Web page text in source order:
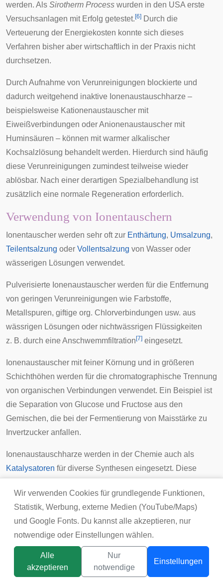
Wir verwenden Cookies für grundlegende Funktionen,
Statistik, Werbung, externe Medien (YouTube/Maps)
und Google Fonts. Du kannst alle akzeptieren, nur
notwendige oder Einstellungen wählen.
Alle
akzeptieren
Nur
notwendige
Einstellungen
werden. Als Sirotherm Process wurden in den USA erste
Versuchsanlagen mit Erfolg getestet. [6] Durch die
Verteuerung der Energiekosten konnte sich dieses
Verfahren bisher aber wirtschaftlich in der Praxis nicht
durchsetzen.
Durch Aufnahme von Verunreinigungen blockierte und
dadurch weitgehend inaktive Ionenaustauschharze –
beispielsweise Kationenaustauscher mit
Eiweißverbindungen oder Anionenaustauscher mit
Huminsäuren – können mit warmer alkalischer
Kochsalzlösung behandelt werden. Hierdurch sind häufig
diese Verunreinigungen zumindest teilweise wieder
ablösbar. Nach einer derartigen Spezialbehandlung ist
zusätzlich eine normale Regeneration erforderlich.
Verwendung von Ionentauschern
Ionentauscher werden sehr oft zur Enthärtung, Umsalzung,
Teilentsalzung oder Vollentsalzung von Wasser oder
wässerigen Lösungen verwendet.
Pulverisierte Ionenaustauscher werden für die Entfernung
von geringen Verunreinigungen wie Farbstoffe,
Metallspuren, giftige org. Chlorverbindungen usw. aus
wässrigen Lösungen oder nichtwässrigen Flüssigkeiten
z. B. durch eine Anschwemmfiltration [7] eingesetzt.
Ionenaustauscher mit feiner Körnung und in größeren
Schichthöhen werden für die chromatographische Trennung
von organischen Verbindungen verwendet. Ein Beispiel ist
die Separation von Glucose und Fructose aus den
Gemischen, die bei der Fermentierung von Maisstärke zu
Invertzucker anfallen.
Ionenaustauschharze werden in der Chemie auch als
Katalysatoren für diverse Synthesen eingesetzt. Diese
Lösungen durchgeführt.
Weitere wichtige Anwendungen für Ionenaustauscher sind:
Herstellung vondemineralisiertem Wasser
als Deionat oder fälschlicherweise als
Wasser (Wasser, das durch Destillationgereinigt
wurde) bezeichnet. Mit Hilfe von Kationen- und